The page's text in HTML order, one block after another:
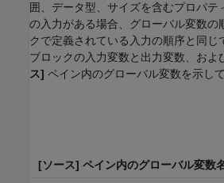
囲、データ型、サイズを含むプロパテ
の入力がある場合、グローバル変数の
クで定義されている入力の順序と同
ブロックの入力変数と出力変数、およ
ス] ペイン内のグローバル変数を示して
[ソース] ペイン内のグローバル変数